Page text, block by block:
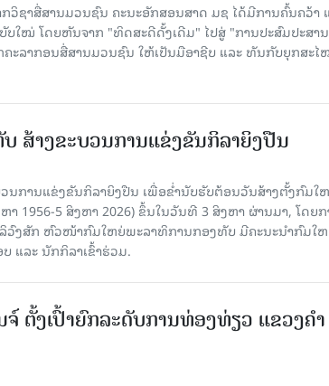
ວິຊາສື່ສານມວນຊົນ ຄະນະອັກສອນສາດ ມຊ ໄດ້ມີການຄົ້ນຄວ້າ
ໃໝ່ ໂດຍຫັນຈາກ "ທິດສະດີດັ້ງເດີມ" ໄປສູ່ "ການປະສົມປະສາ
ະລາກອນສື່ສານມວນຊົນ ໃຫ້ເປັນມືອາຊີບ ແລະ ທັນກັບຍຸກສະໄ
ສ້າງຂະບວນການແຂ່ງຂັນກິລາຍິງປືນ
ການແຂ່ງຂັນກິລາຍິງປືນ ເພື່ອຂໍ່ານັບຮັບຕ້ອນວັນສ້າງຕັ້ງກົມໃ
1956-5 ສິງຫາ 2026) ຂຶ້ນໃນວັນທີ 3 ສິງຫາ ຜ່ານມາ, ໂດຍ
ວົງສັກ ຫົວໜ້າກົມໃຫຍ່ພະລາທິການກອງທັບ ມີຄະນະນໍາກົມໃ
ແລະ ນັກກິລາເຂົ້າຮ່ວມ.
ຈ໌ ຕັ້ງເປົ້າຍົກລະດັບການທ່ອງທ່ຽວ ແຂວງຄໍາ